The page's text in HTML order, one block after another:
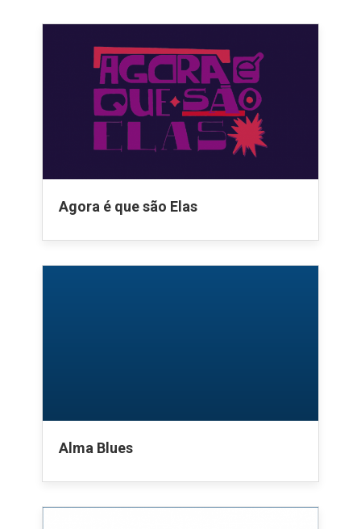
Agora é que são Elas
Alma Blues